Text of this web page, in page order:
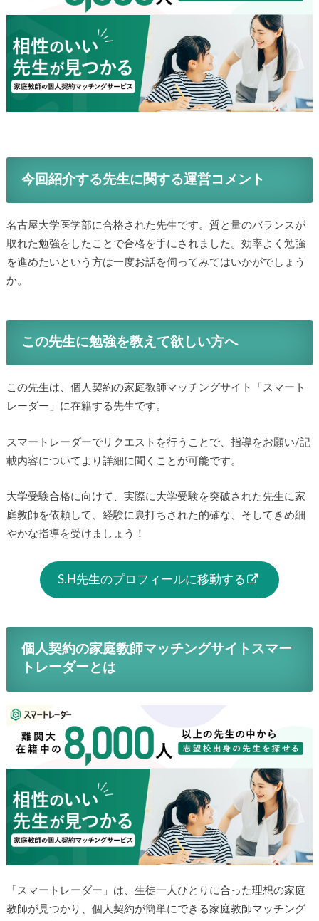
今回紹介する先生に関する運営コメント
名古屋大学医学部に合格された先生です。質と量のバランスが
取れた勉強をしたことで合格を手にされました。効率よく勉強
を進めたいという方は一度お話を伺ってみてはいかがでしょう
か。
この先生に勉強を教えて欲しい方へ
この先生は、個人契約の家庭教師マッチングサイト「スマート
レーダー」に在籍する先生です。
スマートレーダーでリクエストを行うことで、指導をお願い/記
載内容についてより詳細に聞くことが可能です。
大学受験合格に向けて、実際に大学受験を突破された先生に家
庭教師を依頼して、経験に裏打ちされた的確な、そしてきめ細
やかな指導を受けましょう！
S.H先生のプロフィールに移動する
個人契約の家庭教師マッチングサイトスマー
トレーダーとは
「スマートレーダー」は、生徒一人ひとりに合った理想の家庭
教師が見つかり、個人契約が簡単にできる家庭教師マッチング